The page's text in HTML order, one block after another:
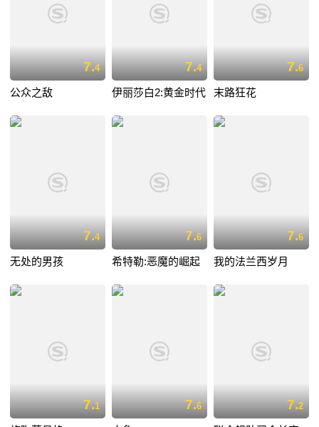
7.4
公众之敌
7.4
伊丽莎白2:黄金时代
7.6
末路狂花
7.4
无处的男孩
7.6
希特勒:恶魔的崛起
7.6
我的法兰西岁月
7.1 7.6 7.2